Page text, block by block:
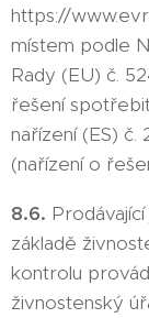
https://
místem podle
Rady (EU) č.
řešení
nařízení (ES)
(nařízení o
8.6.
základě
kontrolu
živnostenský